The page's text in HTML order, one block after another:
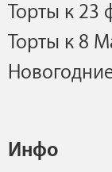
Торты к 23
Торты к 8
Инфо